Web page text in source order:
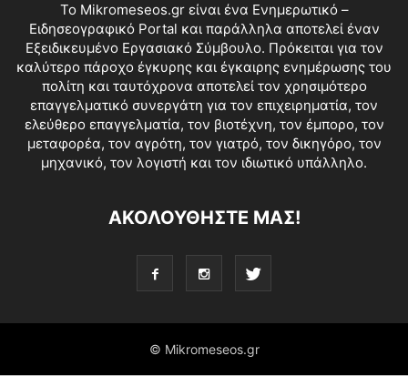
Το Mikromeseos.gr είναι ένα Ενημερωτικό –
Ειδησεογραφικό Portal και παράλληλα αποτελεί έναν
Εξειδικευμένο Εργασιακό Σύμβουλο. Πρόκειται για τον
καλύτερο πάροχο έγκυρης και έγκαιρης ενημέρωσης του
πολίτη και ταυτόχρονα αποτελεί τον χρησιμότερο
επαγγελματικό συνεργάτη για τον επιχειρηματία, τον
ελεύθερο επαγγελματία, τον βιοτέχνη, τον έμπορο, τον
μεταφορέα, τον αγρότη, τον γιατρό, τον δικηγόρο, τον
μηχανικό, τον λογιστή και τον ιδιωτικό υπάλληλο.
ΑΚΟΛΟΥΘΗΣΤΕ ΜΑΣ!
© Mikromeseos.gr